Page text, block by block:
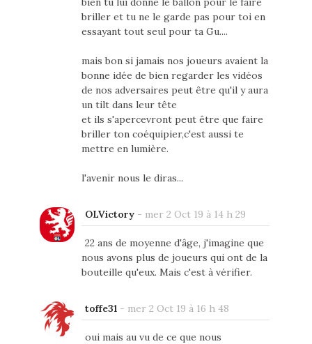
briller et tu ne le garde pas pour toi en
essayant tout seul pour ta Gu....
mais bon si jamais nos joueurs avaient la
bonne idée de bien regarder les vidéos
de nos adversaires peut être qu'il y aura
un tilt dans leur tête
et ils s'apercevront peut être que faire
briller ton coéquipier,c'est aussi te
mettre en lumière.
l'avenir nous le diras...
OLVictory- mer 2 Oct 19 à 14 h 29
22 ans de moyenne d'âge, j'imagine que
nous avons plus de joueurs qui ont de la
bouteille qu'eux. Mais c'est à vérifier.
toffe31 - mer 2 Oct 19 à 16 h 48
oui mais au vu de ce que nous